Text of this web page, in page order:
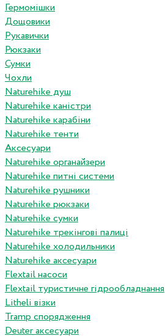
Гермомішки
Дощовики
Рукавички
Рюкзаки
Сумки
Чохли
Naturehike душ
Naturehike каністри
Naturehike карабіни
Naturehike тенти
Аксесуари
Naturehike органайзери
Naturehike питні системи
Naturehike рушники
Naturehike рюкзаки
Naturehike сумки
Naturehike трекінгові палиці
Naturehike холодильники
Naturehike аксесуари
Flextail насоси
Flextail туристичне гідрообладнання
Litheli візки
Tramp спорядження
Deuter аксесуари